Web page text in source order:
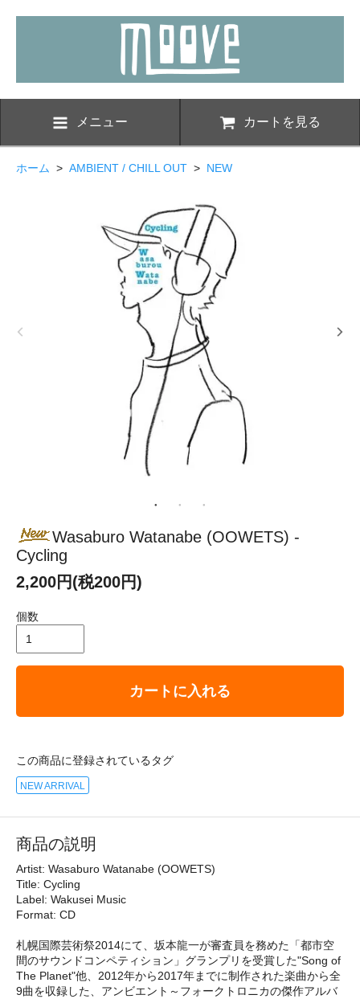
メニュー カートを見る
ホーム > AMBIENT / CHILL OUT > NEW
Wasaburo Watanabe (OOWETS) -
Cycling
2,200円(税200円)
個数
カートに入れる
この商品に登録されているタグ
NEW ARRIVAL
商品の説明
Artist: Wasaburo Watanabe (OOWETS)
Title: Cycling
Label: Wakusei Music
Format: CD
札幌国際芸術祭2014にて、坂本龍一が審査員を務めた「都市空
間のサウンドコンペティション」グランプリを受賞した"Song of
The Planet"他、2012年から2017年までに制作された楽曲から全
9曲を収録した、アンビエント～フォークトロニカの傑作アルバ